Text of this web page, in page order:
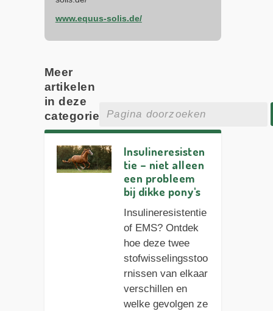
www.equus-solis.de/
Meer
artikelen
in deze
categorie
Insulineresisten
tie – niet alleen
een probleem
bij dikke pony's
Insulineresistentie
of EMS? Ontdek
hoe deze twee
stofwisselingsstoo
rnissen van elkaar
verschillen en
welke gevolgen ze